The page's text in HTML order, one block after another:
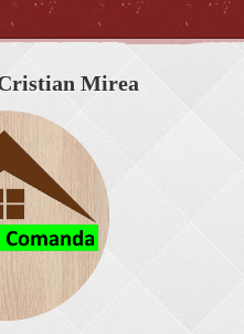
Mirea